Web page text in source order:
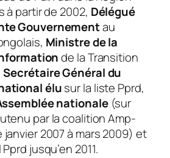
à partir de 2002, Délégué
Gouvernementau
Ministre de la
de la Transition
Secrétaire Général du
élusur la liste Pprd,
nationale(sur
par la coalition Amp-
2007 à mars 2009) et
jusqu’en 2011.